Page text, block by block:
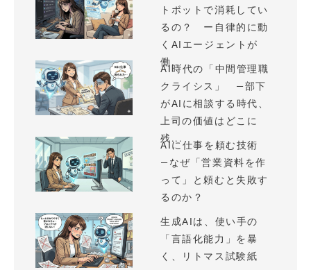
トボットで消耗してい
るの？ ー自律的に動
くAIエージェントが
働...
AI時代の「中間管理職
クライシス」 —部下
がAIに相談する時代、
上司の価値はどこに
残...
AIに仕事を頼む技術
—なぜ「営業資料を作
って」と頼むと失敗す
るのか？
生成AIは、使い手の
「言語化能力」を暴
く、リトマス試験紙